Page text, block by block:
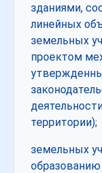
зданиями,
линейных
земельных
проектом
территории);
земельных